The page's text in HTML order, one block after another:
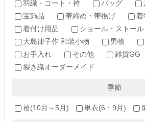
羽織・コート・袴 バッグ
宝飾品
帯締め・帯揚げ
着
着付け用品
ショール・ストール
大島律子作 和装小物
男物
お手入れ
その他 雑貨GG
裂き織オーダーメイド
季節
袷(10月～5月) 単衣(6・9月)